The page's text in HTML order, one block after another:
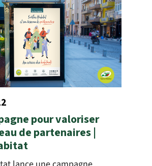
pour valoriser
de partenaires |